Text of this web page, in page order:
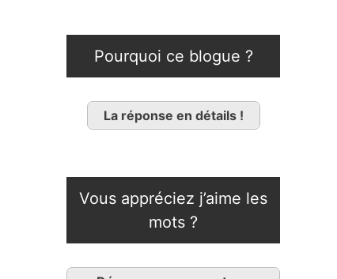
Pourquoi ce blogue ?
La réponse en détails !
Vous appréciez j’aime les
mots ?